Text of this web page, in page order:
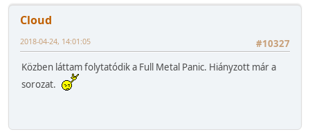
Cloud
#10327
2018-04-24, 14:01:05
Közben láttam folytatódik a Full Metal Panic. Hiányzott már a
sorozat.